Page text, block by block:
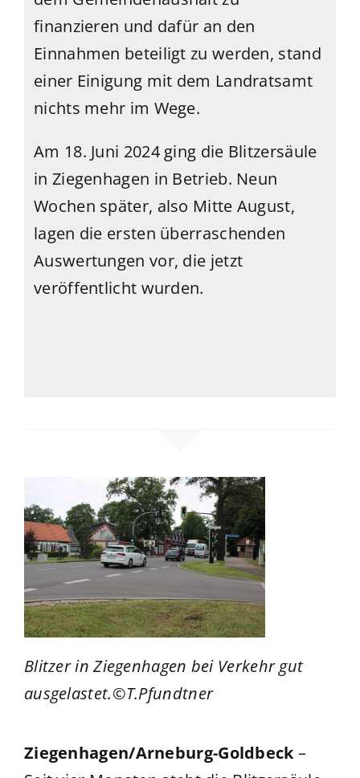
finanzieren und dafür an den
Einnahmen beteiligt zu werden, stand
einer Einigung mit dem Landratsamt
nichts mehr im Wege.
Am 18. Juni 2024 ging die Blitzersäule
in Ziegenhagen in Betrieb. Neun
Wochen später, also Mitte August,
lagen die ersten überraschenden
Auswertungen vor, die jetzt
veröffentlicht wurden.
Blitzer in Ziegenhagen bei Verkehr gut
ausgelastet.©T.Pfundtner
Ziegenhagen/Arneburg-Goldbeck–